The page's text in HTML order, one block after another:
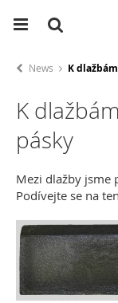
News K
K
pásky
Mezi dlažby jsme
Podívejte se na